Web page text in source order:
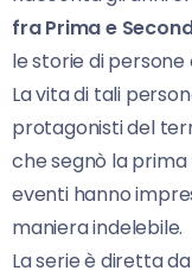
fra Prima e
le storie di persone
La vita di tali
protagonisti del
che segnò la prima
eventi hanno
maniera indelebile.
La serie è diretta da